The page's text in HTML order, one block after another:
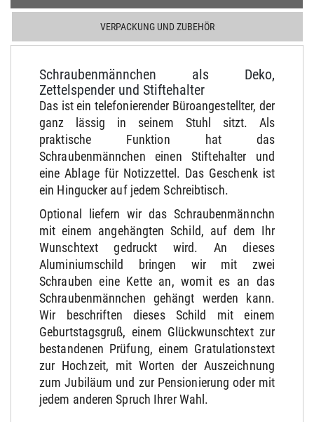
VERPACKUNG UND ZUBEHÖR
Schraubenmännchen als Deko,
Zettelspender und Stiftehalter
Das ist ein telefonierender Büroangestellter, der
ganz lässig in seinem Stuhl sitzt. Als
praktische Funktion hat das
Schraubenmännchen einen Stiftehalter und
eine Ablage für Notizzettel. Das Geschenk ist
ein Hingucker auf jedem Schreibtisch.
Optional liefern wir das Schraubenmännchn
mit einem angehängten Schild, auf dem Ihr
Wunschtext gedruckt wird. An dieses
Aluminiumschild bringen wir mit zwei
Schrauben eine Kette an, womit es an das
Schraubenmännchen gehängt werden kann.
Wir beschriften dieses Schild mit einem
Geburtstagsgruß, einem Glückwunschtext zur
bestandenen Prüfung, einem Gratulationstext
zur Hochzeit, mit Worten der Auszeichnung
zum Jubiläum und zur Pensionierung oder mit
jedem anderen Spruch Ihrer Wahl.